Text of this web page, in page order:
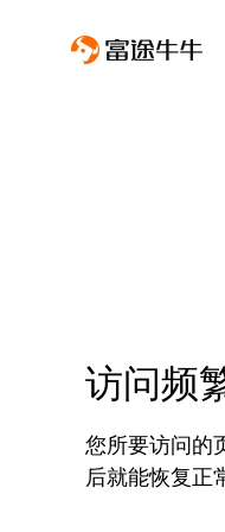
访问频
您所要访问的
后就能恢复正